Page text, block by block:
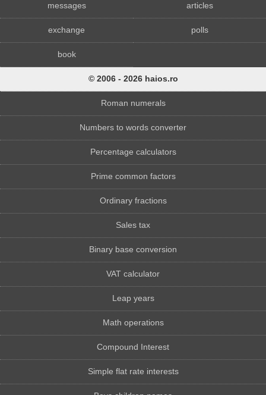
messages articles
exchange polls
book
© 2006 - 2026 haios.ro
Roman numerals
Numbers to words converter
Percentage calculators
Prime common factors
Ordinary fractions
Sales tax
Binary base conversion
VAT calculator
Leap years
Math operations
Compound Interest
Simple flat rate interests